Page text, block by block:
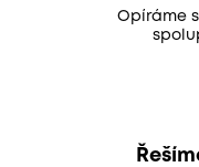
Opíráme